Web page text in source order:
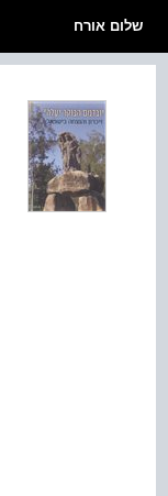
שלום אורח